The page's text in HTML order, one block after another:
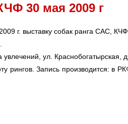
30 мая 2009 г
г. выставку собак ранга САС, КЧФ.
ул. Краснобогатырская,
рингов. Запись производится: в